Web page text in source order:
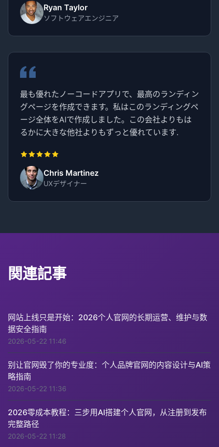
Ryan Taylor
ソフトウェアエンジニア
最も優れたノーコードアプリで、最高のランディン
グページを作成できます。私はこのランディングペ
ージ全体をAIで作成しました。この会社よりもは
るかに大きな他社よりもずっと優れています.
Chris Martinez
UXデザイナー
関連記事
网站上线只是开始：2026个人官网的长期运营、维护与数
据安全指南
2026-05-22 11:46
别让官网毁了你的专业度：个人品牌官网的内容设计与AI策
略指南
2026-05-22 11:36
2026零成本教程：三步用AI搭建个人官网，从注册到发布
完整路径
2026-05-22 11:28